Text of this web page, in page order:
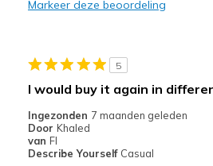
Casual Wear
Sizing
View On Shoes
Shoes are for
Markeer deze beoordeling
5
I would buy it again in
Ingezonden 7 maanden geleden
Door Khaled
van Fl
Describe Yourself Casual